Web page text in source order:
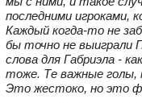
последними игроками,
Каждый когда‑то не
бы точно не выиграли
слова для Габриэла -
тоже. Те важные голы,
Это жестоко, но это